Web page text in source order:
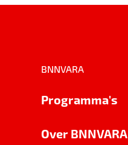
BNNVARA
Programma's
Over BNNVARA